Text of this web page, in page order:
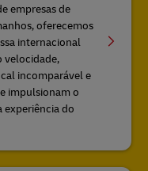
empresas de
oferecemos
internacional
velocidade,
incomparável e
impulsionam o
experiência do